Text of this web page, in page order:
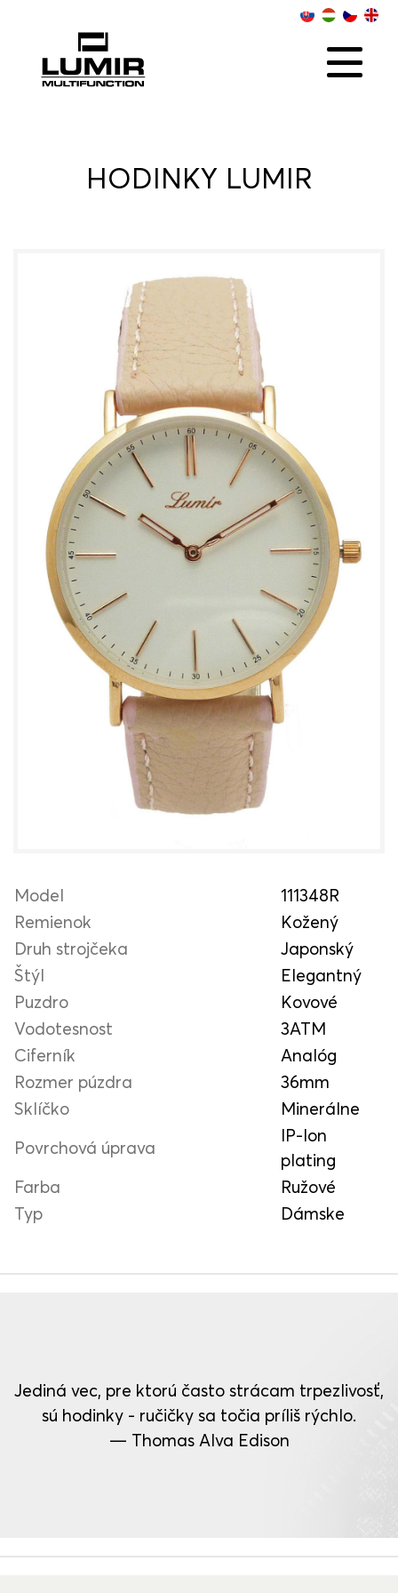
O NÁS
ONLINE PREDAJCOVIA
HODINKY LUMIR
Model
111348R
Remienok
Kožený
Druh strojčeka
Japonský
Štýl
Elegantný
Puzdro
Kovové
Vodotesnost
3ATM
Ciferník
Analóg
Rozmer púzdra
36mm
Sklíčko
Minerálne
Povrchová úprava
IP-Ion
plating
Farba
Ružové
Typ
Dámske
Jediná vec, pre ktorú často strácam trpezlivosť,
sú hodinky - ručičky sa točia príliš rýchlo.
— Thomas Alva Edison